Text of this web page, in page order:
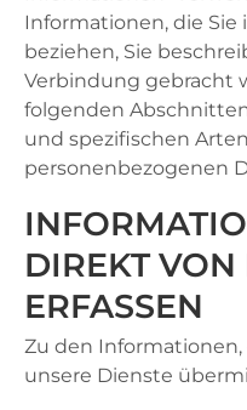
Informationen, die Sie
beziehen, Sie
Verbindung gebracht
folgenden
und spezifischen
personenbezogenen
DIREKT
ERFASSEN
Zu den
unsere Dienste